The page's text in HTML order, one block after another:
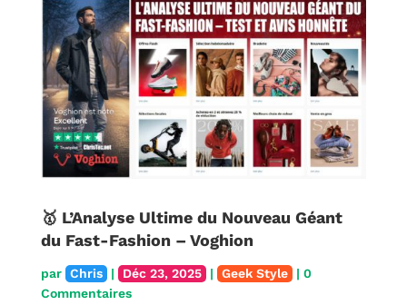
🥇 L’Analyse Ultime du Nouveau Géant
du Fast-Fashion – Voghion
par Chris | Déc 23, 2025 | Geek Style | 0
Commentaires